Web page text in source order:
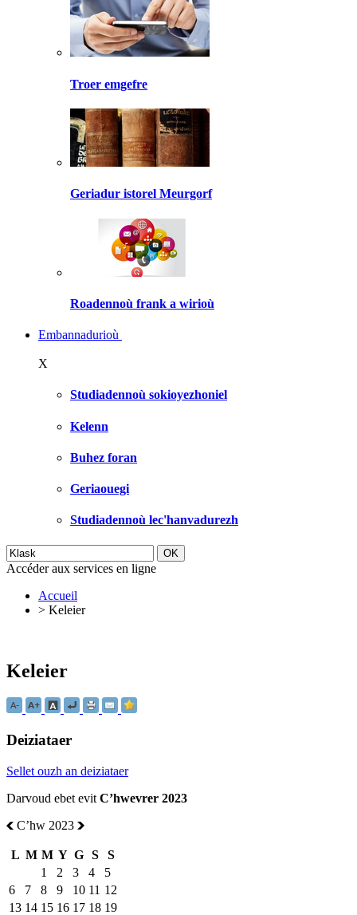
Troer emgefre
Geriadur istorel Meurgorf
Roadennoù frank a wirioù
Embannadurioù
X
Studiadennoù sokioyezhoniel
Kelenn
Buhez foran
Geriaouegi
Studiadennoù lec'hanvadurezh
Accéder aux services en ligne
Accueil
> Keleier
Keleier
Deiziataer
Sellet ouzh an deiziataer
Darvoud ebet evit Cʼhwevrer 2023
Cʼhw 2023
L M M Y G S
S
1
2 3 4
5
6
7 8 9 10 11 12
13 14 15 16 17 18 19